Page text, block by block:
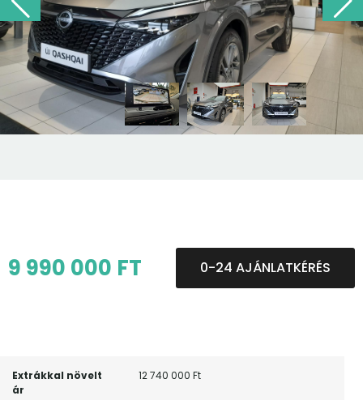
9 990 000 FT 0-24 AJÁNLATKÉRÉS
Extrákkal növelt
ár
12 740 000 Ft